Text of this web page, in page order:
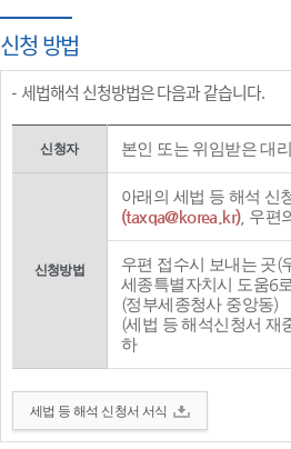
신청 방법
세법해석 신청방법은 다음과 같습니다.
신청자 본인 또는 위임받은 대
신청방법
아래의 세법 등 해석 신
(taxqa@korea.kr), 우편
우편 접수시 보내는 곳(
세종특별자치시 도움6
(정부세종청사 중앙동)
(세법 등 해석신청서 재
하
세법 등 해석 신청서 서식